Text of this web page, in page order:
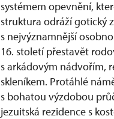
systémem opevnění,
struktura odráží gotický
s nejvýznamnější
16. století přestavět
s arkádovým nádvořím,
skleníkem. Protáhlé
s bohatou výzdobou
jezuitská rezidence s